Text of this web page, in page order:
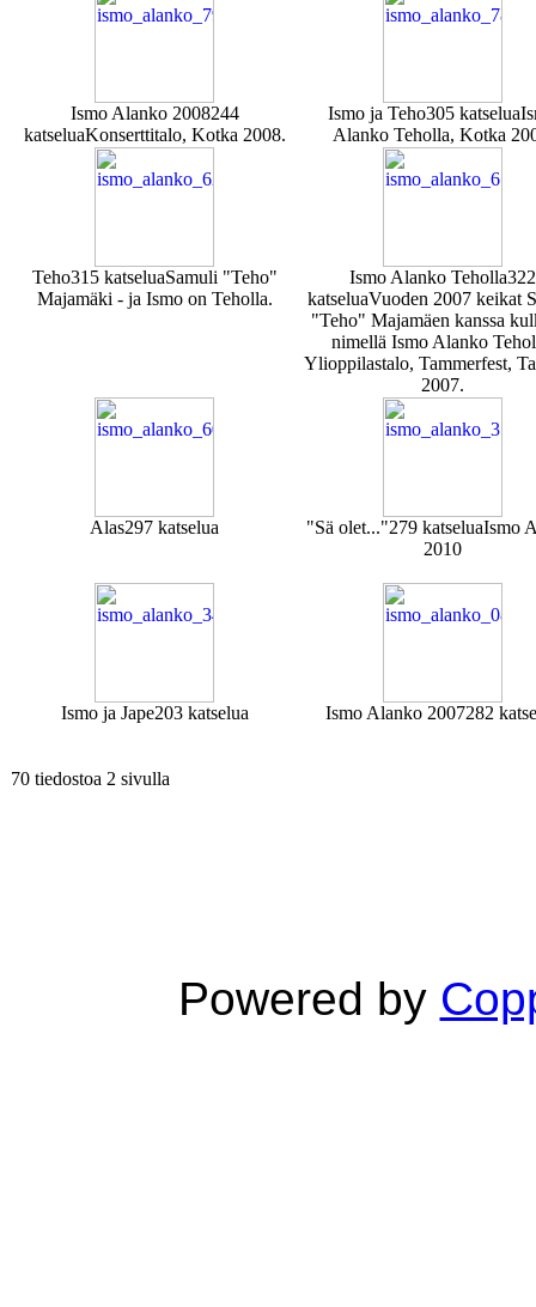
Ismo Alanko 2008244
katseluaKonserttitalo, Kotka 2008.
Ismo ja Teho305 katselua
Alanko Teholla, Kotka
Teho315 katseluaSamuli "Teho"
Majamäki - ja Ismo on Teholla.
Ismo Alanko Teholla322
katseluaVuoden 2007 keikat
"Teho" Majamäen kanssa
nimellä Ismo Alanko
Ylioppilastalo, Tammerfest,
2007.
Alas297 katselua "Sä olet..."279 katseluaIsmo
2010
Ismo ja Jape203 katselua Ismo Alanko 2007282
70 tiedostoa 2 sivulla
Powered by